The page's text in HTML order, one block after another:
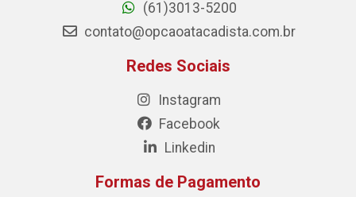
(61)3013-5200
contato@opcaoatacadista.com.br
Redes Sociais
Instagram
Facebook
Linkedin
Formas de Pagamento